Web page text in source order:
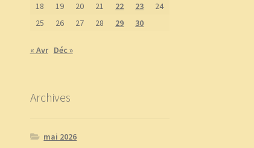
18
19 20 21 22 23
24
25
26 27 28 29 30
« Avr Déc »
Archives
mai 2026